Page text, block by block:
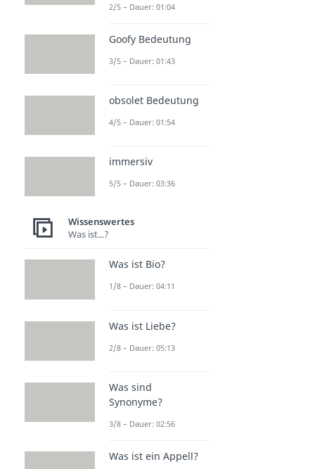
2/5 – Dauer: 01:04
Goofy Bedeutung
3/5 – Dauer: 01:43
obsolet Bedeutung
4/5 – Dauer: 01:54
immersiv
5/5 – Dauer: 03:36
Wissenswertes
Was ist...?
Was ist Bio?
1/8 – Dauer: 04:11
Was ist Liebe?
2/8 – Dauer: 05:13
Was sind
Synonyme?
3/8 – Dauer: 02:56
Was ist ein Appell?